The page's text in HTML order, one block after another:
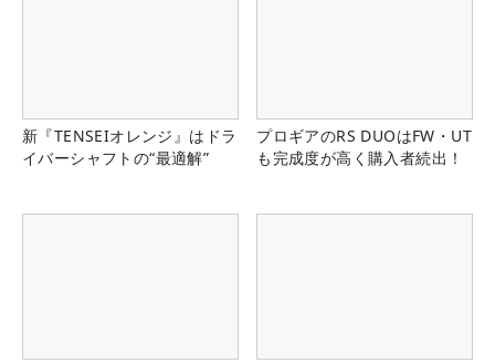
新『TENSEIオレンジ』はドラ
イバーシャフトの“最適解”
プロギアのRS DUOはFW・UT
も完成度が高く購入者続出！